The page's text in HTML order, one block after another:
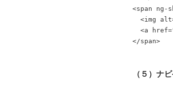
<span ng-
<img
<a
（５）ナ